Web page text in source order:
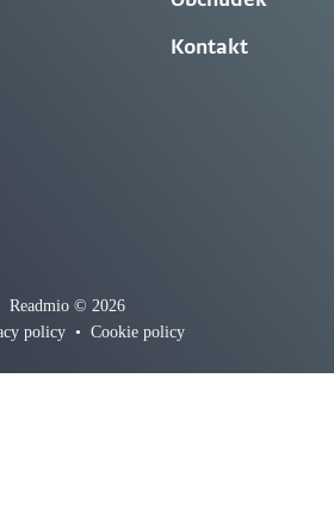
Kontakt
Readmio © 2026
policy • Cookie policy